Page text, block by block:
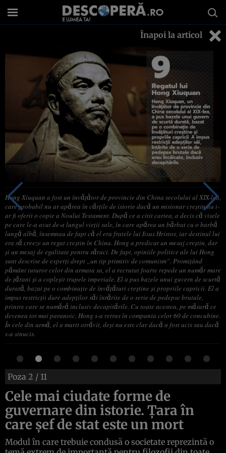
Înapoi la articol
Hong Xiuquan a fost un învățător de provincie din China secolului al XIX-lea,
care probabil nu ar apărea în cărțile de istorie dacă un misionar creștin nu i-
ar fi oferit o copie a Noului Testament. După ce a citit cartea, a decis că visele
pe care le-a avut de-a lungul vieții sale, în care apărea un bărbat cu o barbă
lungă albă, însemnau de fapt că el era fratele lui Iisus Hristos, iar destinul lui
era să creeze un regat creștin în China. Hong a predicat un mesaj creștin, dar
și un mesaj de egalitate pentru săraci. De fapt, opiniile politice ale lui Hong
sunt descrise de experți drept „un tip primitiv de comunism”. Promițând
pământ tuturor celor din armata sa, el a recrutat foarte repede un număr mare
de țărani și a copleșit trupele imperiale. El a pus bazele unui guvern de scurtă
durată, bazat pe o combinație de învățături creștine și propriile capricii. El a
impus restricții dure adepților săi întărite de o serie de pedepse brutale,
printre care se numără inclusiv decapitările. Cu toate acestea, pe măsură ce
devenea tot mai paranoic, Hong s-a retras în compania celor 60 de concubine.
În cele din urmă, el a murit otrăvit, deși nu este clar dacă a fost ucis sau dacă
s-a sinucis.
Poza 2 / 11
Cele mai ciudate forme de
guvernare din istorie. Țara în
care șef de stat este un mort
Modul în care trebuie condusă o societate reprezintă o